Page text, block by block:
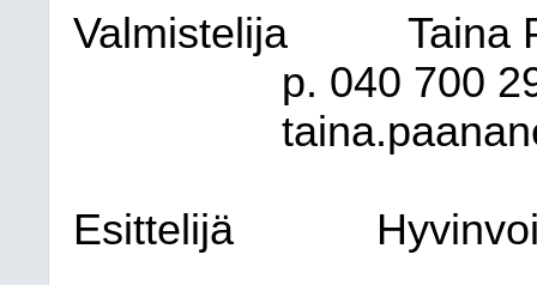
Valmistelija
Taina
p. 040 700
Esittelijä